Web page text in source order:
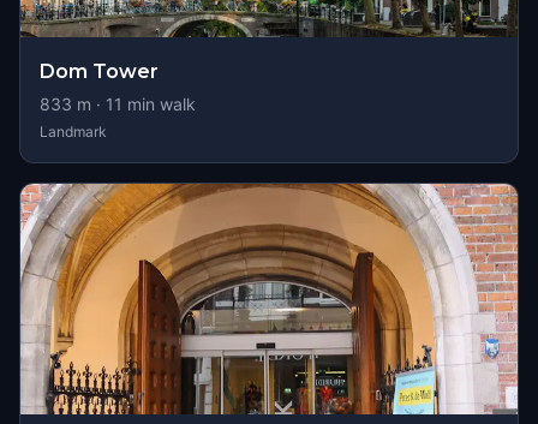
Dom Tower
833 m · 11 min walk
Landmark